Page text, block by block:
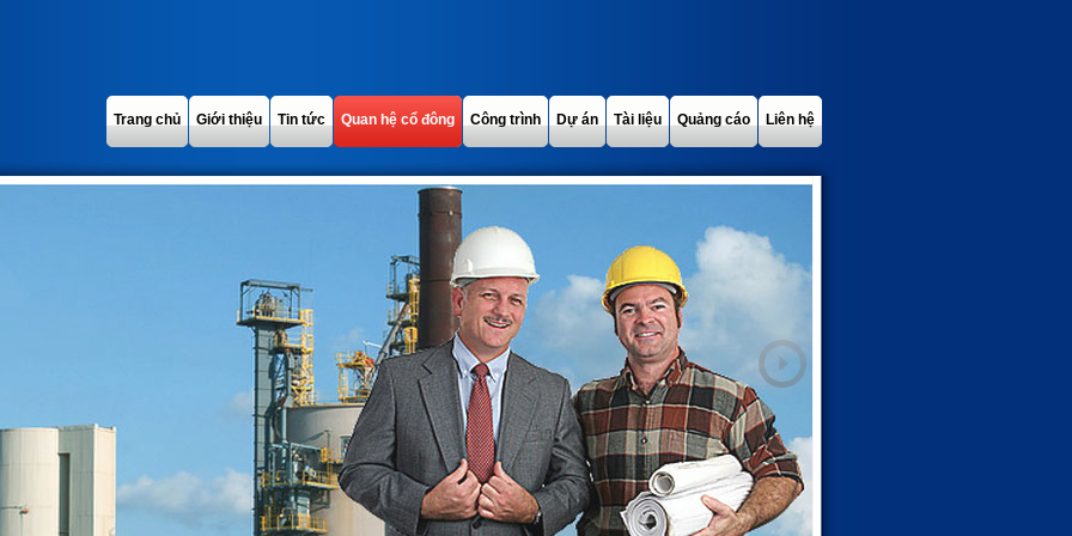
Trang chủ Giới thiệu Tin tức Quan hệ cổ đông Công trình Dự án Tài liệu Quảng cáo Liên hệ